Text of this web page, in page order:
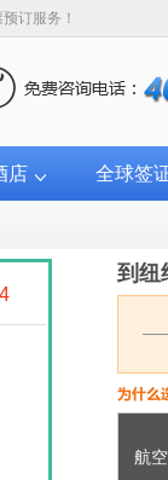
订服务！
店 全球签
到纽
航